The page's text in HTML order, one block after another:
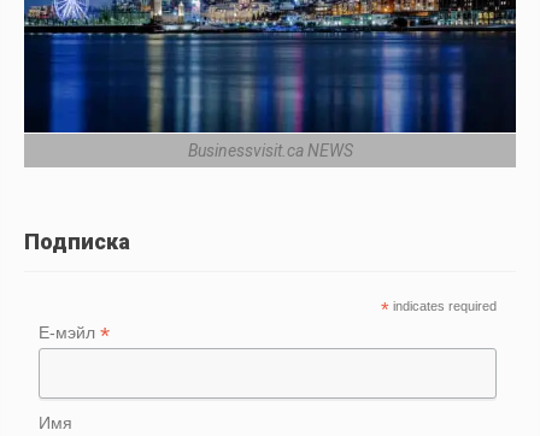
Businessvisit.ca NEWS
Подписка
* indicates required
Е-мэйл*
Имя